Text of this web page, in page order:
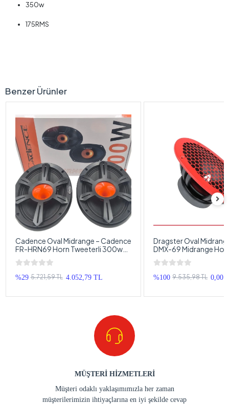
350w
175RMS
Benzer Ürünler
Cadence Oval Midrange – Cadence
FR-HRN69 Horn Tweeterli 300w
150RMS Oval Midrange Hoparlör –
Cadence Kayık Midrange
%29 5.721,59 TL 4.052,79 TL
Dragster Oval
DMX-69 Midrange
Dragster 300w
Midrange
%100 9.535,98 TL 0,00
MÜŞTERİ HİZMETLERİ
Müşteri odaklı yaklaşımımızla her zaman
müşterilerimizin ihtiyaçlarına en iyi şekilde cevap